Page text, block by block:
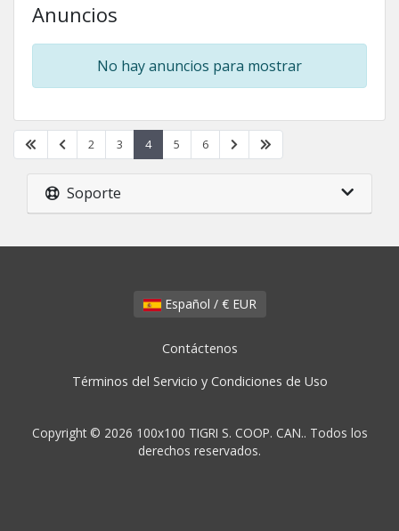
Anuncios
No hay anuncios para mostrar
2 3 4 5 6
Soporte
Español / € EUR
Contáctenos
Términos del Servicio y Condiciones de Uso
Copyright © 2026 100x100 TIGRI S. COOP. CAN.. Todos los
derechos reservados.